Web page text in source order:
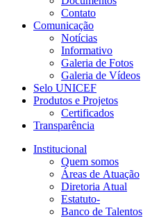
Contato
Comunicação
Notícias
Informativo
Galeria de Fotos
Galeria de Vídeos
Selo UNICEF
Produtos e Projetos
Certificados
Transparência
Institucional
Quem somos
Áreas de Atuação
Diretoria Atual
Estatuto-
Banco de Talentos